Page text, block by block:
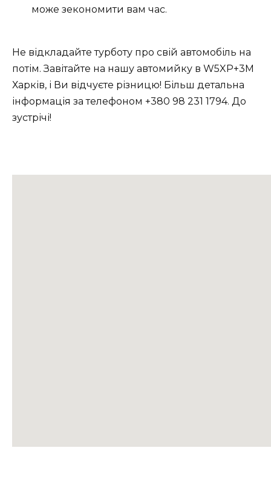
може зекономити вам час.
Не відкладайте турботу про свій автомобіль на
потім. Завітайте на нашу автомийку в W5XP+3M
Харків, і Ви відчуєте різницю! Більш детальна
інформація за телефоном +380 98 231 1794. До
зустрічі!